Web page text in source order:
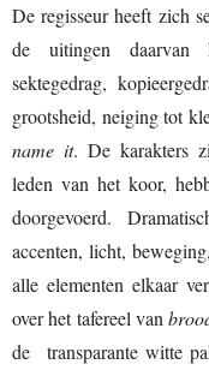
De regisseur heeft zich
de uitingen daarvan
sektegedrag,
grootsheid, neiging tot
name it. De karakters
leden van het koor,
doorgevoerd.
accenten, licht,
alle elementen elkaar
over het tafereel van
de transparante witte